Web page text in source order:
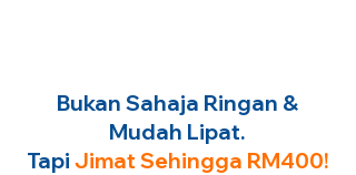
Bukan Sahaja Ringan &
Mudah Lipat.
Tapi Jimat Sehingga RM400!